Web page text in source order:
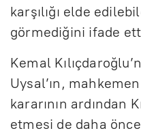
karşılığı elde
görmediğini ifade
Kemal
Uysal’ın,
kararının ardından
etmesi de daha